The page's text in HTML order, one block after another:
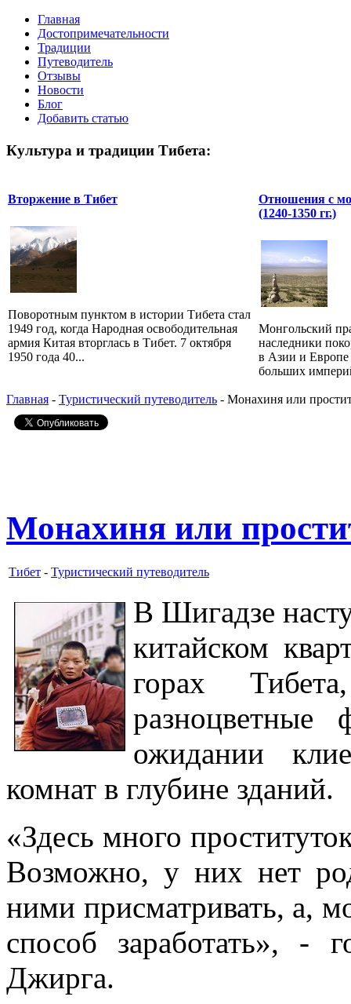
Главная
Достопримечательности
Традиции
Путеводитель
Отзывы
Новости
Блог
Добавить статью
Культура и традиции Тибета:
Вторжение в Тибет
Поворотным пунктом в истории Тибета стал
1949 год, когда Народная освободительная
армия Китая вторглась в Тибет. 7 октября
1950 года 40...
Отношения с
(1240-1350 гг.)
Монгольский
наследники
в Азии и Европе
больших
Главная - Туристический путеводитель - Монахиня или
Монахиня или
Тибет - Туристический путеводитель
В Шигадзе
китайском
горах
ожидании
комнат в глубине зданий.
«Здесь много
Возможно, у них нет
ними присматривать, а,
способ заработать», -
Джирга.